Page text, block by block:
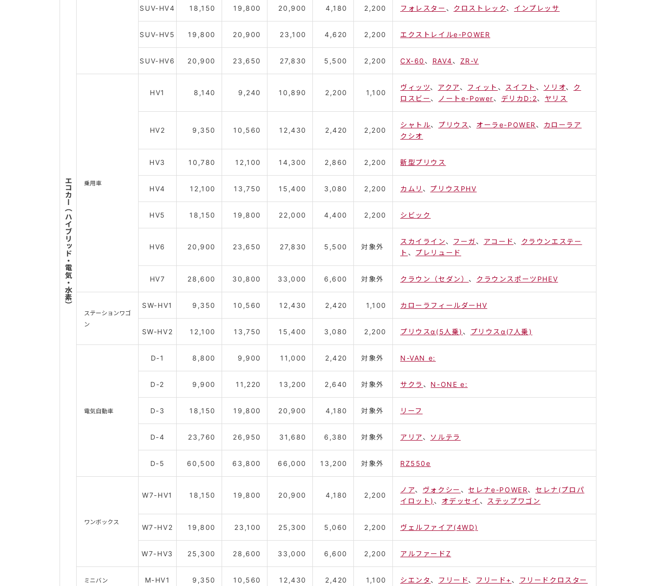
エコカー（ハイブリッド・電気・水素）
SUV-HV4 18,150 19,800 20,900 4,180 2,200 フォレスター 、 クロストレック、 インプレッサ
SUV-HV5 19,800 20,900 23,100 4,620 2,200 エクストレイルe-POWER
SUV-HV6 20,900 23,650 27,830 5,500 2,200 CX-60 、 RAV4、 ZR-V
乗用車
HV1 8,140 9,240 10,890 2,200 1,100
ヴィッツ、 アクア、 フィット 、 スイフト 、 ソリオ、 ク
ロスビー、 ノートe-Power、 デリカD:2、 ヤリス
HV2 9,350 10,560 12,430 2,420 2,200
シャトル、 プリウス 、 オーラe-POWER 、 カローラア
クシオ
HV3 10,780 12,100 14,300 2,860 2,200 新型プリウス
HV4 12,100 13,750 15,400 3,080 2,200 カムリ 、 プリウスPHV
HV5 18,150 19,800 22,000 4,400 2,200 シビック
HV6 20,900 23,650 27,830 5,500 対象外
スカイライン、 フーガ、 アコード、 クラウンエステー
ト 、 プレリュード
HV7 28,600 30,800 33,000 6,600 対象外 クラウン（セダン） 、 クラウンスポーツPHEV
ステーションワゴ
ン
SW-HV1 9,350 10,560 12,430 2,420 1,100 カローラフィールダーHV
SW-HV2 12,100 13,750 15,400 3,080 2,200 プリウスα(5人乗) 、 プリウスα(7人乗)
電気自動車
D-1 8,800 9,900 11,000 2,420 対象外 N-VAN e:
D-2 9,900 11,220 13,200 2,640 対象外 サクラ 、 N-ONE e:
D-3 18,150 19,800 20,900 4,180 対象外 リーフ
D-4 23,760 26,950 31,680 6,380 対象外 アリア、 ソルテラ
D-5 60,500 63,800 66,000 13,200 対象外 RZ550e
ワンボックス
W7-HV1 18,150 19,800 20,900 4,180 2,200
ノア、 ヴォクシー 、セレナe-POWER、セレナ(プロパ
イロット) 、 オデッセイ 、 ステップワゴン
W7-HV2 19,800 23,100 25,300 5,060 2,200 ヴェルファイア(4WD)
W7-HV3 25,300 28,600 33,000 6,600 2,200 アルファードZ
ミニバン M-HV1 9,350 10,560 12,430 2,420 1,100 シエンタ 、 フリード、 フリード+ 、 フリードクロスター